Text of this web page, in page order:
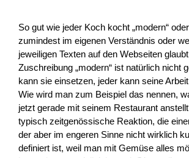
So gut wie jeder Koch kocht „modern“
zumindest im eigenen Verständnis oder
jeweiligen Texten auf den Webseiten
Zuschreibung „modern“ ist natürlich nicht
kann sie einsetzen, jeder kann seine
Wie wird man zum Beispiel das nennen,
jetzt gerade mit seinem Restaurant
typisch zeitgenössische Reaktion, die
der aber im engeren Sinne nicht wirklich
definiert ist, weil man mit Gemüse alles